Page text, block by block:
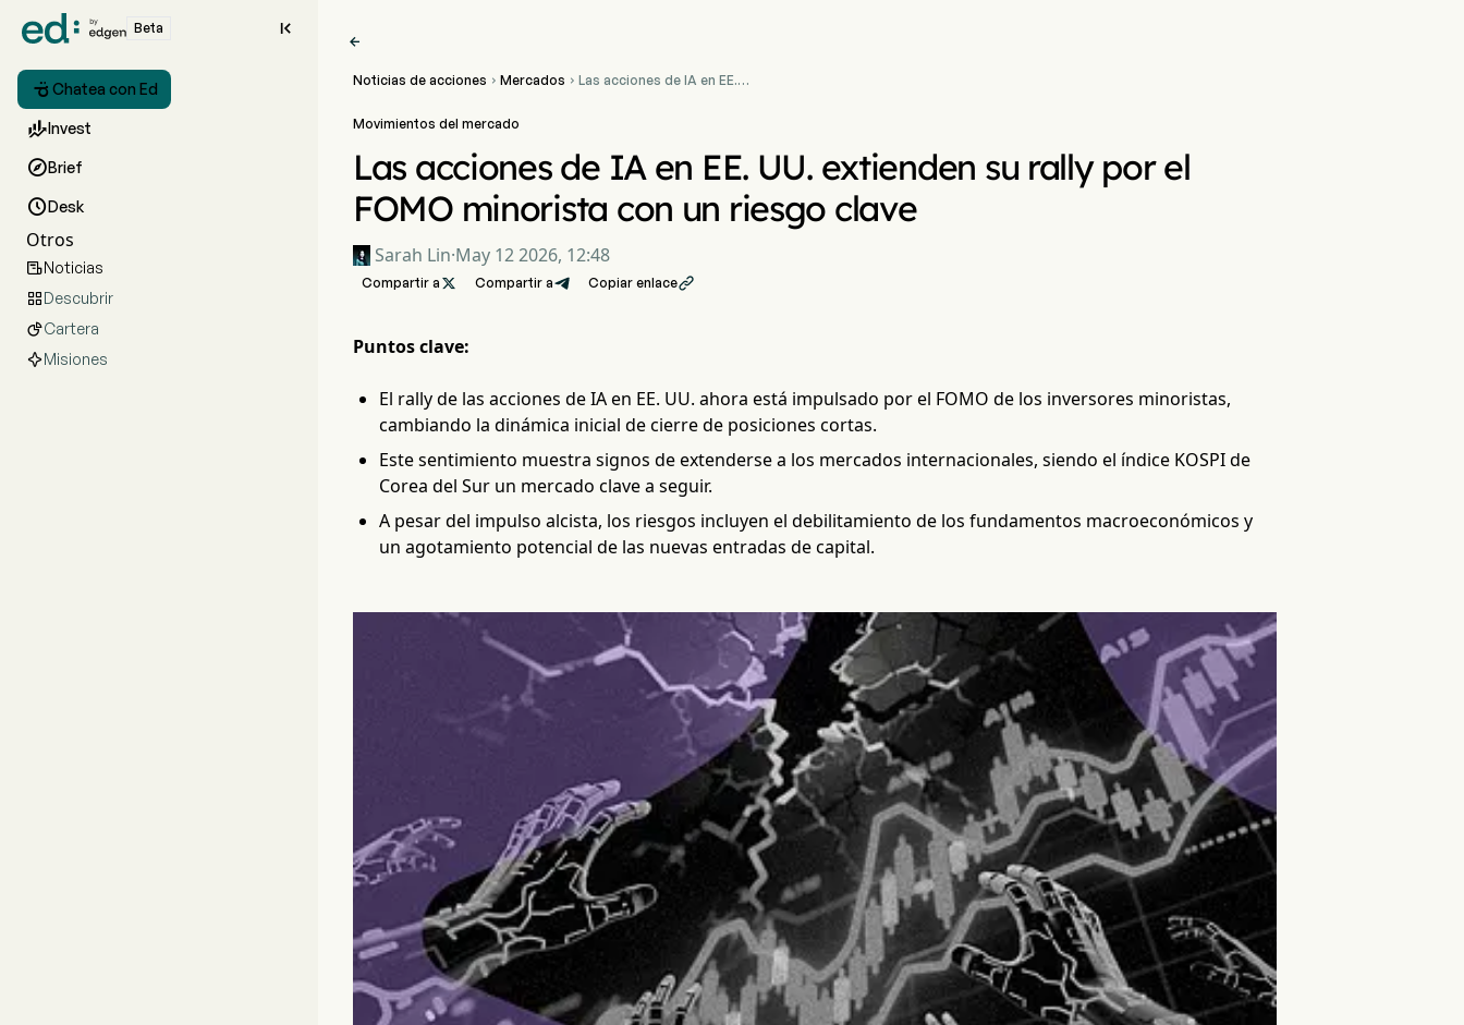
Beta 
 Chatea con Ed
Invest
Brief
Desk
Otros
Noticias
Descubrir
Cartera
Misiones

Noticias de acciones  Mercados  Las acciones de IA en EE.
Movimientos del mercado
Las acciones de IA en EE. UU. extienden su rally por el
FOMO minorista con un riesgo clave
Sarah Lin·May 12 2026, 12:48
Compartir a  Compartir a Copiar enlace
Puntos clave:
El rally de las acciones de IA en EE. UU. ahora está impulsado por el FOMO de los inversores minoristas,
cambiando la dinámica inicial de cierre de posiciones cortas.
Este sentimiento muestra signos de extenderse a los mercados internacionales, siendo el índice KOSPI de
Corea del Sur un mercado clave a seguir.
A pesar del impulso alcista, los riesgos incluyen el debilitamiento de los fundamentos macroeconómicos y
un agotamiento potencial de las nuevas entradas de capital.